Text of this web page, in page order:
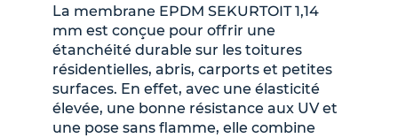
La membrane EPDM SEKURTOIT 1,14
mm est conçue pour offrir une
étanchéité durable sur les toitures
résidentielles, abris, carports et petites
surfaces. En effet, avec une élasticité
élevée, une bonne résistance aux UV et
une pose sans flamme, elle combine